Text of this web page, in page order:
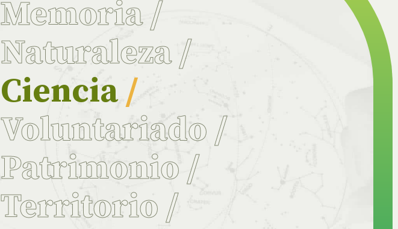
Memoria/
Naturaleza/
Ciencia/
Voluntariado /
Patrimonio /
Territorio /